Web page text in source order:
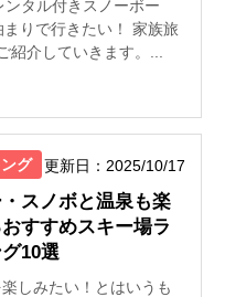
タル付きスノーボー
りで行きたい！ 家族旅
介していきます。...
グ 更新日：2025/10/17
スノボと温泉も楽
すすめスキー場ラ
10選
しみたい！とはいうも